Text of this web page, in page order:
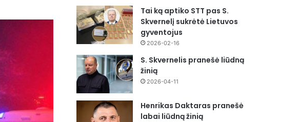
Tai ką aptiko STT pas S.
Skvernelį sukrėtė Lietuvos
gyventojus
2026-02-16
S. Skvernelis pranešė liūdną
žinią
2026-04-11
Henrikas Daktaras pranešė
labai liūdną žinią